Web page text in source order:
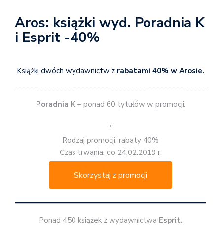
Aros: książki wyd. Poradnia K
i Esprit -40%
Książki dwóch wydawnictw z rabatami 40% w Arosie.
Poradnia K– ponad 60 tytułów w promocji.
*
Rodzaj promocji: rabaty 40%
Czas trwania: do 24.02.2019 r.
Skorzystaj z promocji
Ponad 450 książek z wydawnictwa Esprit.